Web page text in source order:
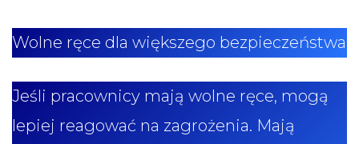
Wolne ręce dla większego bezpieczeństwa
Jeśli pracownicy mają wolne ręce, mogą
lepiej reagować na zagrożenia. Mają